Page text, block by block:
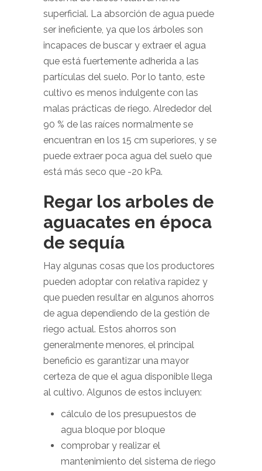
superficial. La absorción de agua puede
ser ineficiente, ya que los árboles son
incapaces de buscar y extraer el agua
que está fuertemente adherida a las
partículas del suelo. Por lo tanto, este
cultivo es menos indulgente con las
malas prácticas de riego. Alrededor del
90 % de las raíces normalmente se
encuentran en los 15 cm superiores, y se
puede extraer poca agua del suelo que
está más seco que -20 kPa.
Regar los arboles de
aguacates en época
de sequía
Hay algunas cosas que los productores
pueden adoptar con relativa rapidez y
que pueden resultar en algunos ahorros
de agua dependiendo de la gestión de
riego actual. Estos ahorros son
generalmente menores, el principal
beneficio es garantizar una mayor
certeza de que el agua disponible llega
al cultivo. Algunos de estos incluyen:
cálculo de los presupuestos de
agua bloque por bloque
comprobar y realizar el
mantenimiento del sistema de riego